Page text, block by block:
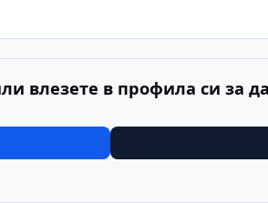
влезете в профила си за